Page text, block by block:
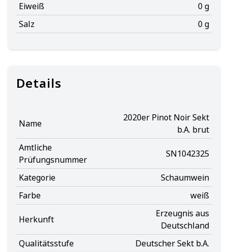
Eiweiß
0 g
Salz
0 g
Details
Name
2020er Pinot Noir Sekt
b.A. brut
Amtliche
Prüfungsnummer
SN1042325
Kategorie
Schaumwein
Farbe
weiß
Herkunft
Erzeugnis aus
Deutschland
Qualitätsstufe
Deutscher Sekt b.A.